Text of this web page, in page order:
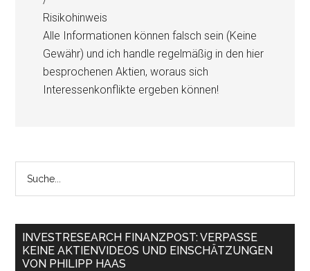
Risikohinweis
Alle Informationen können falsch sein (Keine
Gewähr) und ich handle regelmäßig in den hier
besprochenen Aktien, woraus sich
Interessenkonflikte ergeben können!
INVESTRESEARCH FINANZPOST: VERPASSE
KEINE AKTIENVIDEOS UND EINSCHÄTZUNGEN
VON PHILIPP HAAS